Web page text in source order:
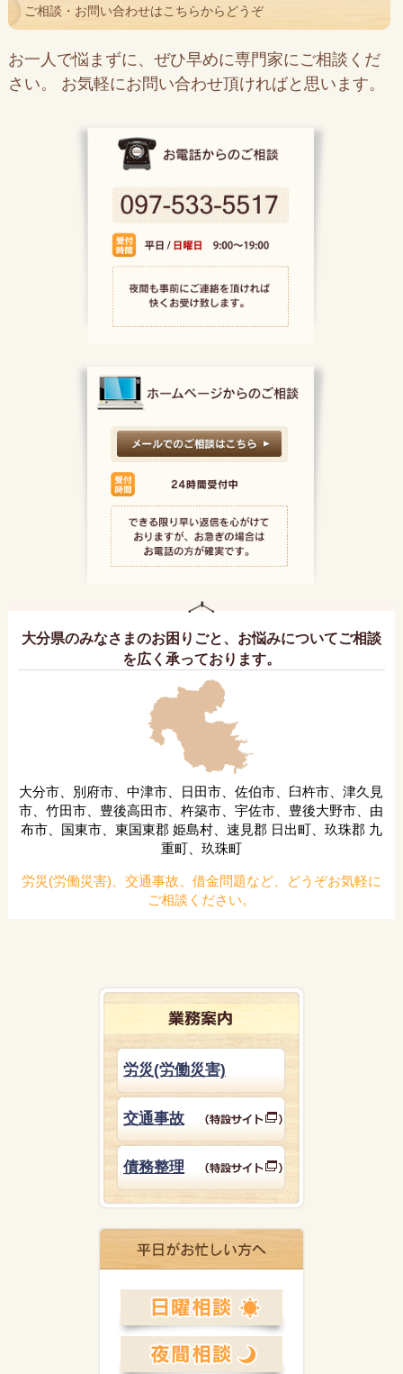
ご相談・お問い合わせはこちらからどうぞ
お一人で悩まずに、ぜひ早めに専門家にご相談くだ
さい。 お気軽にお問い合わせ頂ければと思います。
大分県のみなさまのお困りごと、お悩みについてご相談
を広く承っております。
大分市、別府市、中津市、日田市、佐伯市、臼杵市、津久見
市、竹田市、豊後高田市、杵築市、宇佐市、豊後大野市、由
布市、国東市、東国東郡 姫島村、速見郡 日出町、玖珠郡 九
重町、玖珠町
労災(労働災害)、交通事故、借金問題など、どうぞお気軽に
ご相談ください。
労災(労働災害)
交通事故
債務整理